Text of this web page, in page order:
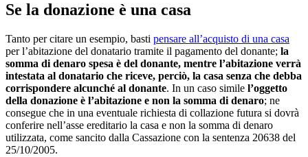
Se la donazione è una casa
Tanto per citare un esempio, basti pensare all’acquisto di una casa
per l’abitazione del donatario tramite il pagamento del donante; la
somma di denaro spesa è del donante, mentre l’abitazione verrà
intestata al donatario che riceve, perciò, la casa senza che debba
corrispondere alcunché al donante. In un caso simile l’oggetto
della donazione è l’abitazione e non la somma di denaro; ne
consegue che in una eventuale richiesta di collazione futura si dovrà
conferire nell’asse ereditario la casa e non la somma di denaro
utilizzata, come sancito dalla Cassazione con la sentenza 20638 del
25/10/2005.